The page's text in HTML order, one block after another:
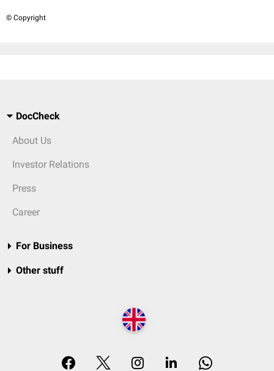
© Copyright
DocCheck
About Us
Investor Relations
Press
Career
For Business
Other stuff